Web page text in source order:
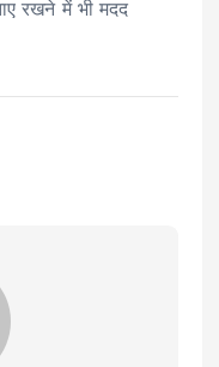
रखने में भी मदद